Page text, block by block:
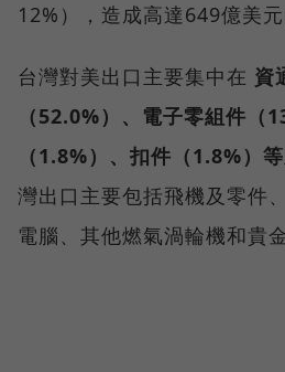
12%），造成高達649億美元
台灣對美出口主要集中在 資
（52.0%）、電子零組件（
（1.8%）、扣件（1.8%）
灣出口主要包括飛機及零件
電腦、其他燃氣渦輪機和貴